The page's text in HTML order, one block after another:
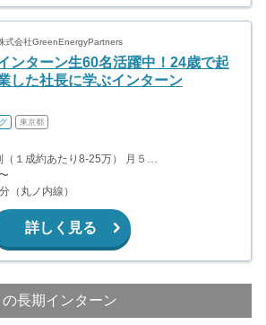
式会社GreenEnergyPartners
ンターン生60名活躍中！24歳で起
した社長に学ぶインターン
東京都
フルコミッション制（１成約あたり8-25万） 月５０万以上稼ぐインターン生も多数います！ ■収入例 ○入社１ヶ月目（明治大学2年生） 役職：アポインター 月間１契約×８万円＝８万円 ＋交通費 ○入社３ヶ月目（東京大学２年生） 役職：アポインター（ランク：ブロンズ） 月間３契約×10万円＝30万円 ＋交通費 ○入社６ヶ月目（早稲田大学３年生） 役職：アポインター（ランク：シルバー） 月間５契約×12万円＝60万円 ＋交通費 ○入社15ヶ月目（慶應大学３年生） 役職：クローザー 月間３契約×25万＝75万円 ＋交通費
（丸ノ内線）
詳しく見る
長期インターン